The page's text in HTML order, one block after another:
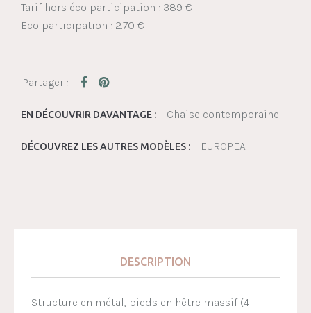
Tarif hors éco participation : 389 €
Eco participation : 2.70 €
EN DÉCOUVRIR DAVANTAGE : Chaise contemporaine
DÉCOUVREZ LES AUTRES MODÈLES : EUROPEA
DESCRIPTION
Structure en métal, pieds en hêtre massif (4